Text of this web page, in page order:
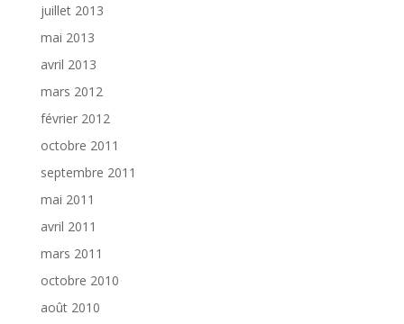
juillet 2013
mai 2013
avril 2013
mars 2012
février 2012
octobre 2011
septembre 2011
mai 2011
avril 2011
mars 2011
octobre 2010
août 2010